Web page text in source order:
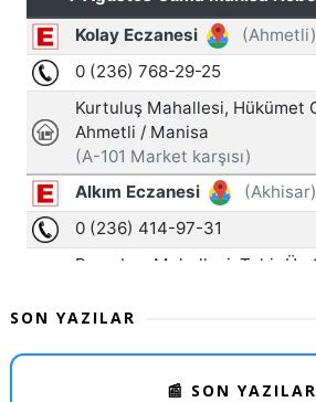
SON YAZILAR
📰 SON YAZILAR